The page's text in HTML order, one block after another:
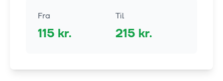
Fra
115 kr.
Til
215 kr.